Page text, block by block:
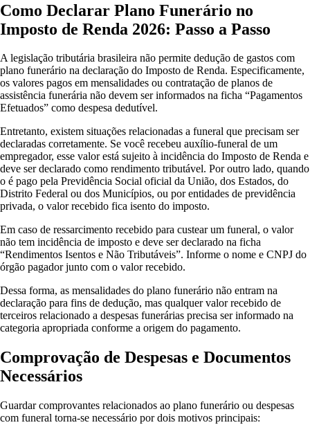
Como Declarar Plano Funerário no
Imposto de Renda 2026: Passo a Passo
A legislação tributária brasileira não permite dedução de gastos com
plano funerário na declaração do Imposto de Renda. Especificamente,
os valores pagos em mensalidades ou contratação de planos de
assistência funerária não devem ser informados na ficha “Pagamentos
Efetuados” como despesa dedutível.
Entretanto, existem situações relacionadas a funeral que precisam ser
declaradas corretamente. Se você recebeu auxílio-funeral de um
empregador, esse valor está sujeito à incidência do Imposto de Renda e
deve ser declarado como rendimento tributável. Por outro lado, quando
o é pago pela Previdência Social oficial da União, dos Estados, do
Distrito Federal ou dos Municípios, ou por entidades de previdência
privada, o valor recebido fica isento do imposto.
Em caso de ressarcimento recebido para custear um funeral, o valor
não tem incidência de imposto e deve ser declarado na ficha
“Rendimentos Isentos e Não Tributáveis”. Informe o nome e CNPJ do
órgão pagador junto com o valor recebido.
Dessa forma, as mensalidades do plano funerário não entram na
declaração para fins de dedução, mas qualquer valor recebido de
terceiros relacionado a despesas funerárias precisa ser informado na
categoria apropriada conforme a origem do pagamento.
Comprovação de Despesas e Documentos
Necessários
Guardar comprovantes relacionados ao plano funerário ou despesas
com funeral torna-se necessário por dois motivos principais: